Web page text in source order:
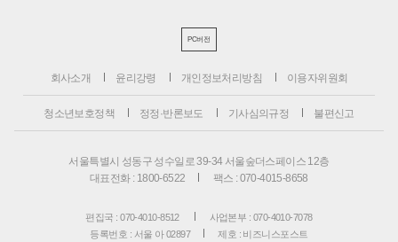
PC버전
회사소개 윤리강령 개인정보처리방침 이용자위원회
청소년보호정책 정정·반론보도 기사심의규정 불편신고
서울특별시 성동구 성수일로 39-34 서울숲더스페이스 12층
대표전화 : 1800-6522
팩스 : 070-4015-8658
편집국 : 070-4010-8512
사업본부 : 070-4010-7078
등록번호 : 서울 아 02897
제호 : 비즈니스포스트